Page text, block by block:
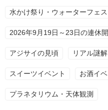
水かけ祭り・ウォーターフェス
2026年9月19日～23日の連休
アジサイの見頃 リアル謎
スイーツイベント お酒イ
プラネタリウム・天体観測